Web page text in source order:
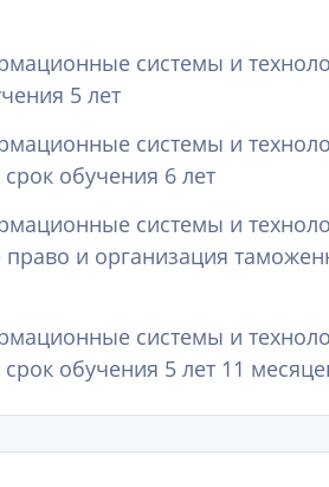
системы и
5 лет
системы и
обучения 6 лет
системы и
и организация
системы и
обучения 5 лет 11